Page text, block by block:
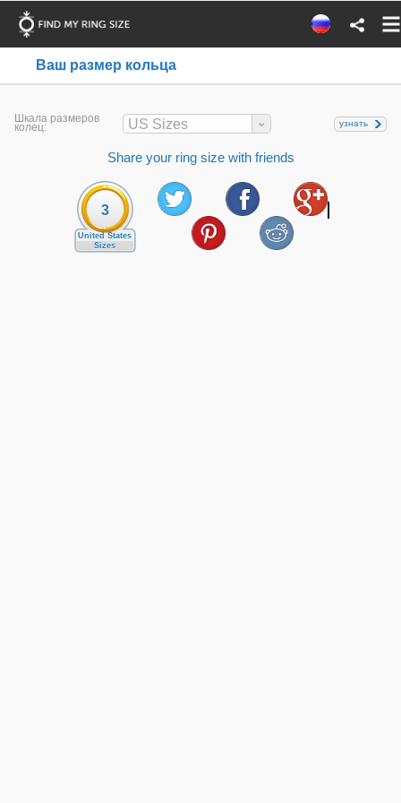
Ваш размер кольца
Шкала размеров
колец: US Sizes узнать
Share your ring size with friends
3
United States
Sizes